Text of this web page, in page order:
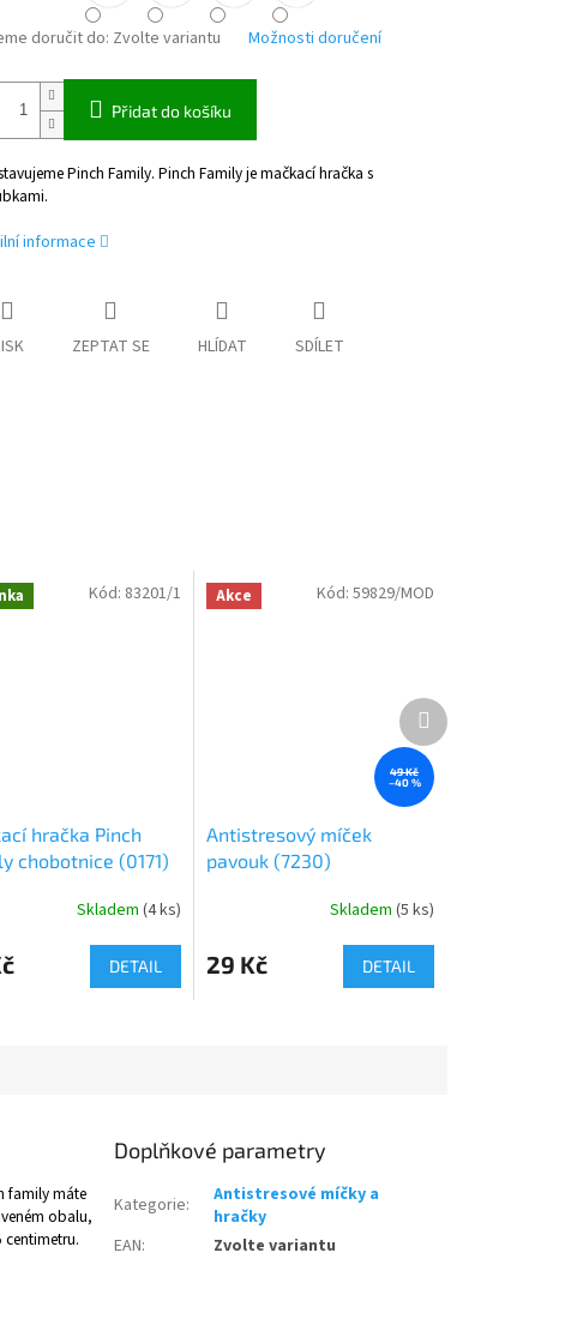
doručit do: Zvolte variantu Možnosti doručení
Přidat do košíku
Pinch Family. Pinch Family je mačkací hračka s
informace
ZEPTAT SE HLÍDAT SDÍLET
hračka Pinch
chobotnice (0171)
Skladem(4 ks)
DETAIL
Kód: 83201/1 Akce
49 Kč
–40 %
Antistresový míček
pavouk (7230)
Skladem (5 ks)
29 Kč DETAIL
Kód: 59829/MOD
Další
produkt
family máte
obalu,
Doplňkové parametry
Kategorie:
Antistresové míčky a
hračky
EAN: Zvolte variantu